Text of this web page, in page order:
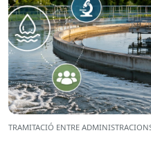
TRAMITACIÓ ENTRE